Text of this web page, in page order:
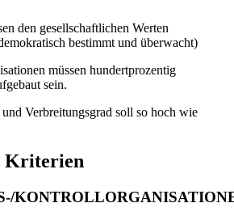
den gesellschaftlichen Werten
bestimmt und überwacht)
müssen hundertprozentig
sein.
Verbreitungsgrad soll so hoch wie
Kriterien